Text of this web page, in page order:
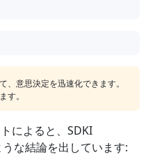
、意思決定を迅速化できます。
す。
によると、SDKI
な結論を出しています: